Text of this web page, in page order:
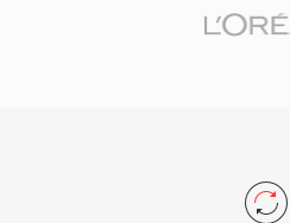
закрытый формат с
поддержка которого
Многопоточное